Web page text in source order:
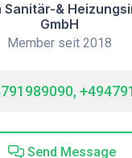
Sanitär-&
GmbH
Member seit 2018
Send Message